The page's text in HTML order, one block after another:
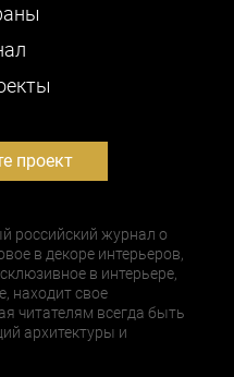
проект
российский журнал о
в декоре интерьеров,
в интерьере,
находит свое
читателям всегда быть
архитектуры и